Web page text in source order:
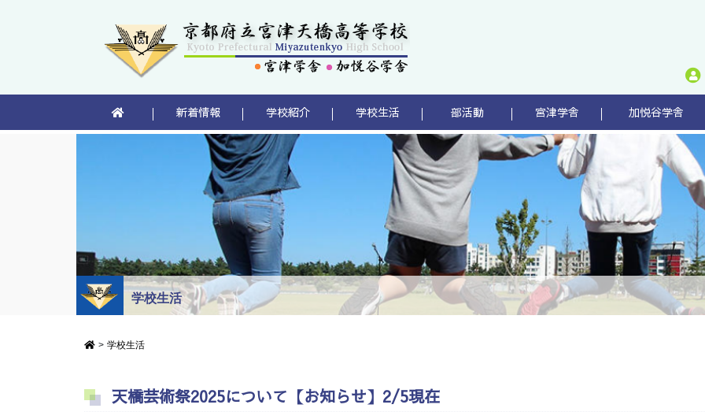
新着情報 学校紹介 学校生活 部活動 宮津学舎 加悦谷学舎
学校生活
> 学校生活
天橋芸術祭2025について【お知らせ】2/5現在